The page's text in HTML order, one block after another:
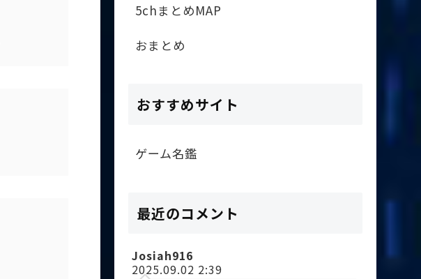
5chまとめMAP
おまとめ
おすすめサイト
ゲーム名鑑
最近のコメント
Josiah916
2025.09.02 2:39